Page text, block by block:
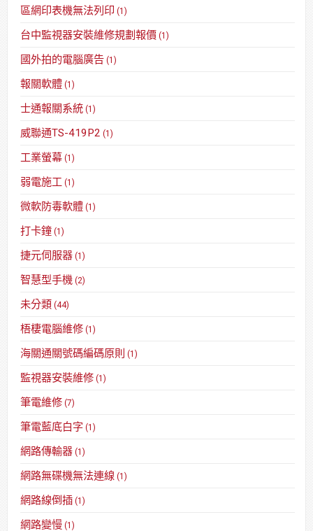
區網印表機無法列印 (1)
台中監視器安裝維修規劃報價 (1)
國外拍的電腦廣告 (1)
報關軟體 (1)
士通報關系統 (1)
威聯通TS-419P2 (1)
工業螢幕 (1)
弱電施工 (1)
微軟防毒軟體 (1)
打卡鐘 (1)
捷元伺服器 (1)
智慧型手機 (2)
未分類 (44)
梧棲電腦維修 (1)
海關通關號碼編碼原則 (1)
監視器安裝維修 (1)
筆電維修 (7)
筆電藍底白字 (1)
網路傳輸器 (1)
網路無碟機無法連線 (1)
網路線倒插 (1)
網路變慢 (1)